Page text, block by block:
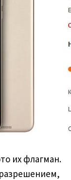
их флагман.
разрешением,